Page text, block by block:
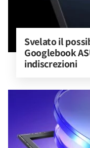
Svelato il
Googlebook
indiscrezioni